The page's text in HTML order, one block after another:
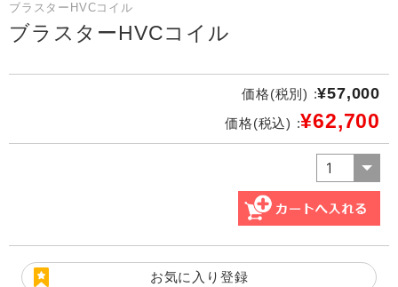
ブラスターHVCコイル
ブラスターHVCコイル
価格(税別) :¥57,000
価格(税込) :¥62,700
お気に入り登録